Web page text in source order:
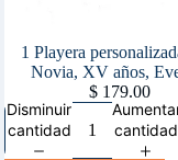
1 Playera
Novia, XV años,
$ 179.00
Disminuir
cantidad
cantidad